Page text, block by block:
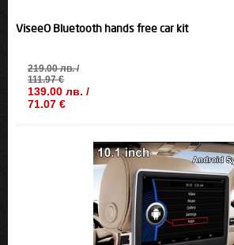
ViseeO Bluetooth hands free car kit
219.00 лв. /
111.97 €
139.00 лв. /
71.07 €